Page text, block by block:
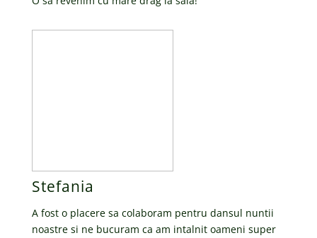
Stefania
A fost o placere sa colaboram pentru dansul nuntii
noastre si ne bucuram ca am intalnit oameni super